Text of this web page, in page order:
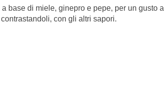
a base di miele, ginepro e pepe, per un gusto al
con gli altri sapori.